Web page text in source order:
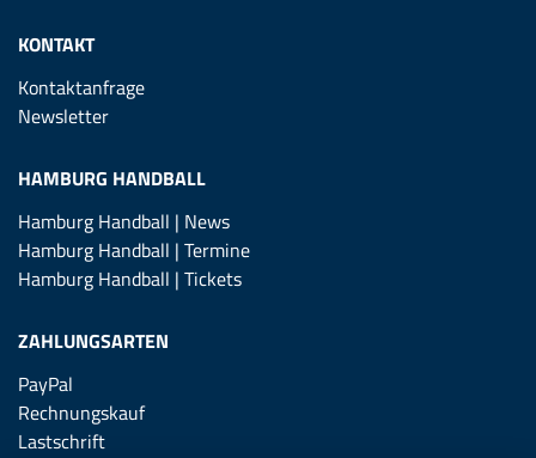
KONTAKT
Kontaktanfrage
Newsletter
HAMBURG HANDBALL
Hamburg Handball | News
Hamburg Handball | Termine
Hamburg Handball | Tickets
ZAHLUNGSARTEN
PayPal
Rechnungskauf
Lastschrift